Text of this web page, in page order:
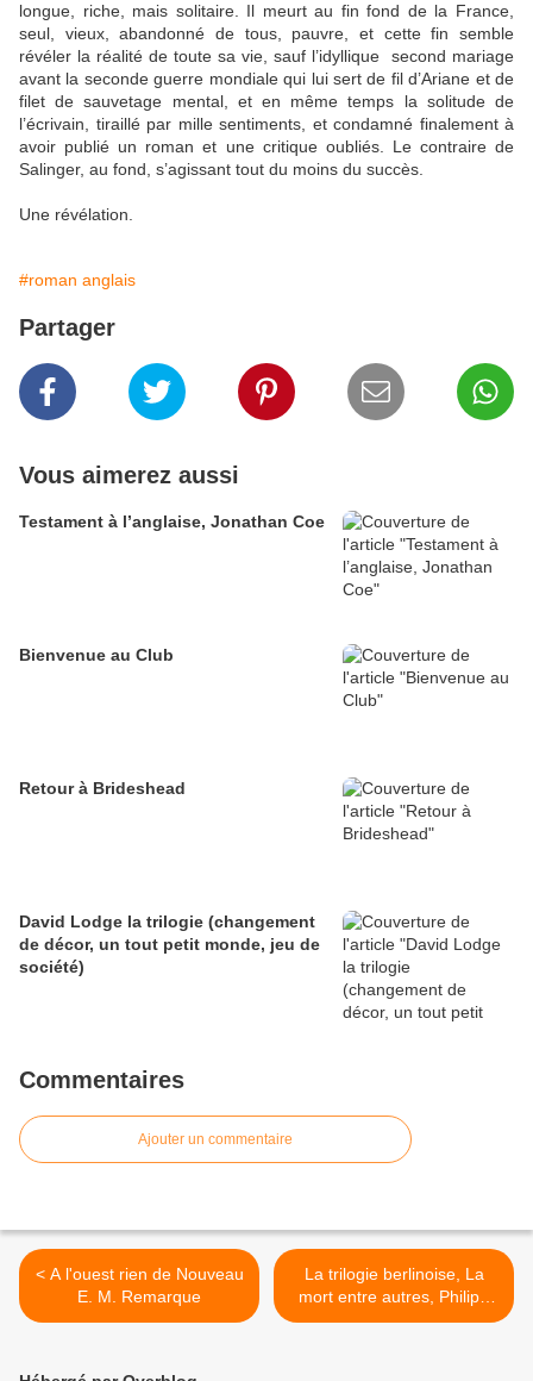
longue, riche, mais solitaire. Il meurt au fin fond de la France,
seul, vieux, abandonné de tous, pauvre, et cette fin semble
révéler la réalité de toute sa vie, sauf l’idyllique
second mariage
avant la seconde guerre mondiale qui lui sert de fil d’Ariane et de
filet de sauvetage mental, et en même temps la solitude de
l’écrivain, tiraillé par mille sentiments, et condamné finalement à
avoir publié un roman et une critique oubliés. Le contraire de
Salinger, au fond, s’agissant tout du moins du succès.
Une révélation.
#roman anglais
Partager
Vous aimerez aussi
Testament à l’anglaise, Jonathan Coe
Bienvenue au Club
Retour à Brideshead
David Lodge la trilogie (changement
de décor, un tout petit monde, jeu de
société)
Commentaires
Ajouter un commentaire
< A l'ouest rien de Nouveau
E. M. Remarque
La trilogie berlinoise, La
mort entre autres, Philipp
Kerr >